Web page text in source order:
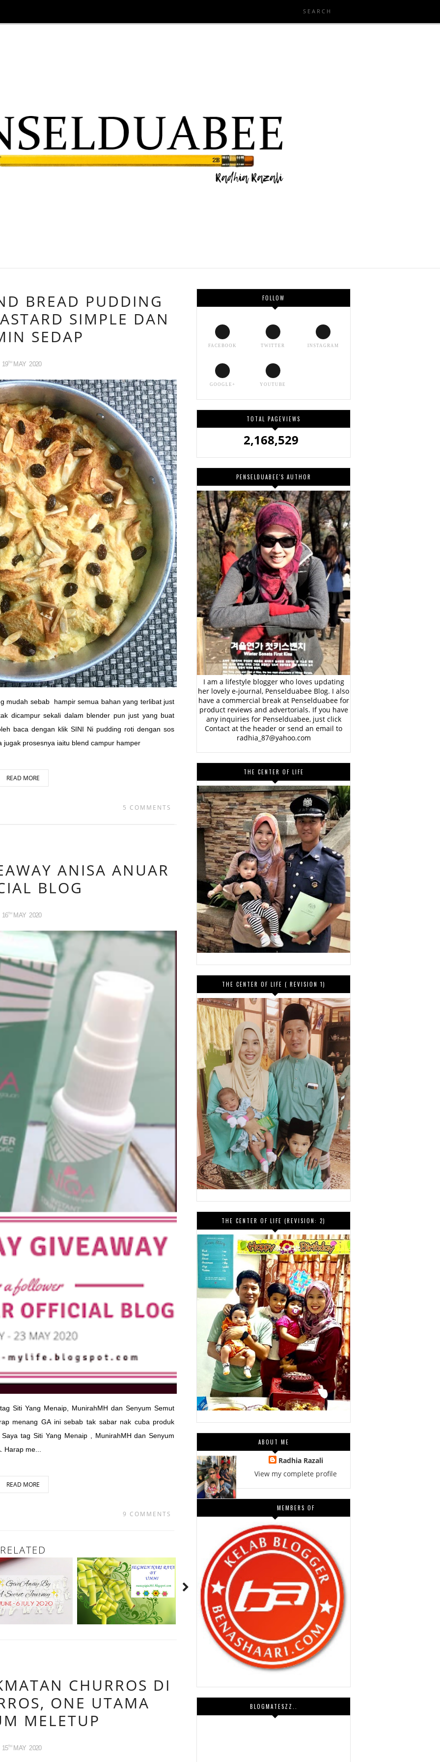
BREAD PUDDING
SIMPLE DAN
SEDAP
19TH MAY 2020
mudah sebab hampir semua bahan yang terlibat just
dicampur sekali dalam blender pun just yang buat
baca dengan klik SINI Ni pudding roti dengan sos
prosesnya iaitu blend campur hamper
READ MORE
5 COMMENTS
ANISA ANUAR
BLOG
16TH MAY 2020
Siti Yang Menaip, MunirahMH dan Senyum Semut
menang GA ini sebab tak sabar nak cuba produk
tag Siti Yang Menaip , MunirahMH dan Senyum
Harap me...
READ MORE
9 COMMENTS
RELATED
CHURROS DI
ONE UTAMA
MELETUP
15TH MAY 2020
FOLLOW
FACEBOOK TWITTER INSTAGRAM
GOOGLE+ YOUTUBE
TOTAL PAGEVIEWS
2,168,529
PENSELDUABEE'S AUTHOR
I am a lifestyle blogger who loves updating
her lovely e-journal, Penselduabee Blog. I also
have a commercial break at Penselduabee for
product reviews and advertorials. If you have
any inquiries for Penselduabee, just click
Contact at the header or send an email to
radhia_87@yahoo.com
THE CENTER OF LIFE
THE CENTER OF LIFE ( REVISION 1)
THE CENTER OF LIFE (REVISION: 2)
ABOUT ME
Radhia Razali
View my complete profile
MEMBERS OF
BLOGMATESZZ..